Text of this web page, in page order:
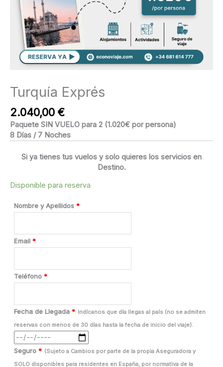
Turquía Exprés
2.040,00 €
Paquete SIN VUELO para 2 (1.020€ por persona)
8 Días / 7 Noches
Si ya tienes tus vuelos y solo quieres los servicios en
Destino.
Disponible para reserva
Nombre y Apellidos *
Email *
Teléfono *
Fecha de Llegada * Indícanos que día llegas al país (no se admiten
reservas con menos de 30 días hasta la fecha de inicio del viaje).
Seguro * (Sujeto a Cambios por parte de la propia Aseguradora y
SOLO disponibles para residentes en España, por normativa de la